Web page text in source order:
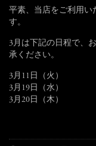
平素、当店をご利用い
す。
3月は下記の日程で、
承ください。
3月11日（火）
3月19日（水）
3月20日（木）